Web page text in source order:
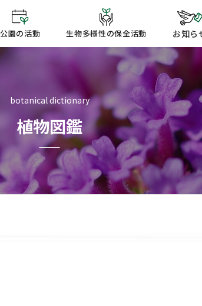
公園の活動 生物多様性の保全活動 お知ら
botanical dictionary
植物図鑑